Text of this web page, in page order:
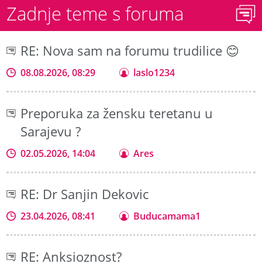
Zadnje teme s foruma
RE: Nova sam na forumu trudilice 😊
08.08.2026, 08:29 laslo1234
Preporuka za žensku teretanu u
Sarajevu ?
02.05.2026, 14:04 Ares
RE: Dr Sanjin Dekovic
23.04.2026, 08:41 Buducamama1
RE: Anksioznost?